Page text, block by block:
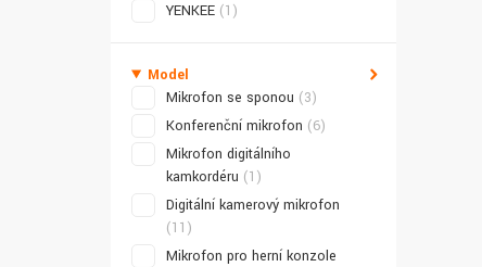
YENKEE (1)
Model
Mikrofon se sponou (3)
Konferenční mikrofon (6)
Mikrofon digitálního
kamkordéru (1)
Digitální kamerový mikrofon
(11)
Mikrofon pro herní konzole